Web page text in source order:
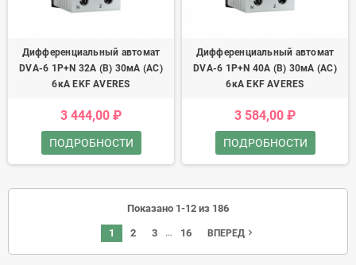
Дифференциальный автомат
DVA-6 1P+N 32А (B) 30мА (AC)
6кА EKF AVERES
3 444,00 ₽
ПОДРОБНОСТИ
Дифференциальный автомат
DVA-6 1P+N 40А (B) 30мА (AC)
6кА EKF AVERES
3 584,00 ₽
ПОДРОБНОСТИ
Показано 1-12 из 186
1 2 3 … 16 ВПЕРЕДnavigate_next